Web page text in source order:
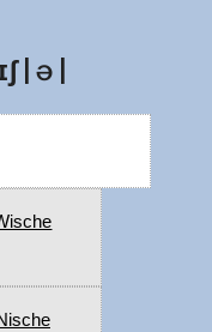
| ə |